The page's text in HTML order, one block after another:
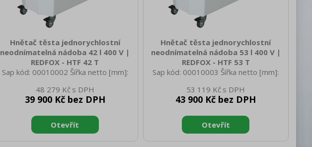
Hnětač těsta jednorychlostní
neodnímatelná nádoba 42 l 400 V |
REDFOX - HTF 42 T
Sap kód: 00010002 Šířka netto [mm]:
netto [mm]: 770 Hmotnost netto [kg]:
97.00 Šířka brutto [mm]: 860 Hloubka
830 Hmotnost brutto [kg]: 105.00
Vnější barva zařízení: Bílé Materiál:
Lakovaný plech Typ spotřebiče:
48 279 Kč
39 900 Kč bez DPH
Hnětač těsta jednorychlostní
neodnímatelná nádoba 53 l 400 V |
REDFOX - HTF 53 T
Sap kód: 00010003 Šířka netto [mm]:
netto [mm]: 770 Hmotnost netto [kg]:
102.00 Šířka brutto [mm]: 870 Hloubka
850 Hmotnost brutto [kg]: 110.00
Vnější barva zařízení: Bílé Materiál:
Lakovaný plech Typ spotřebiče:
53 119 Kč
43 900 Kč bez DPH